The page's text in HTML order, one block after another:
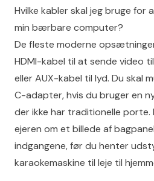
Hvilke kabler skal jeg bruge for
min bærbare computer?
De fleste moderne
HDMI-kabel til at sende video
eller AUX-kabel til lyd. Du skal
C-adapter, hvis du bruger en
der ikke har traditionelle
ejeren om et billede af
indgangene, før du henter
karaokemaskine til leje til